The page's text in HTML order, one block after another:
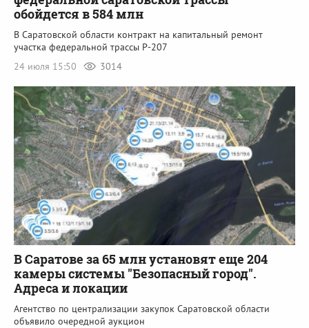
обойдется в 584 млн
В Саратовской области контракт на капитальный ремонт
участка федеральной трассы Р-207
24 июля 15:50
3014
В Саратове за 65 млн установят еще 204
камеры системы "Безопасный город".
Адреса и локации
Агентство по централизации закупок Саратовской области
объявило очередной аукцион